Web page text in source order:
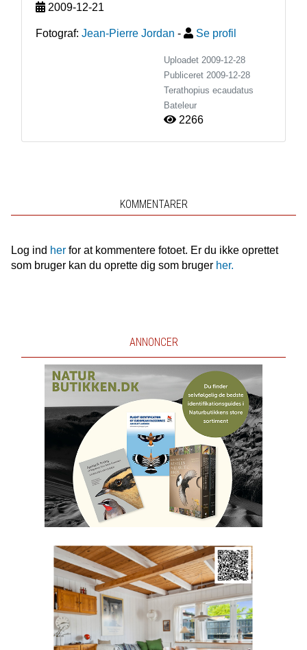
2009-12-21
Fotograf: Jean-Pierre Jordan - Se profil
Uploadet 2009-12-28
Publiceret 2009-12-28
Terathopius ecaudatus
Bateleur
2266
KOMMENTARER
Log ind herfor at kommentere fotoet. Er du ikke oprettet
som bruger kan du oprette dig som bruger her.
ANNONCER